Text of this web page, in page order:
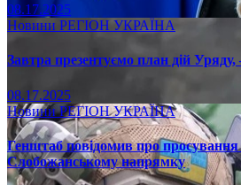
08.17.2025
Новини РЕГІОН УКРАЇНА
Завтра презентуємо план дій
08.17.2025
НовиниРЕГІОНУКРАЇНА
Генштаб повідомив про
Слобожанському напрямку